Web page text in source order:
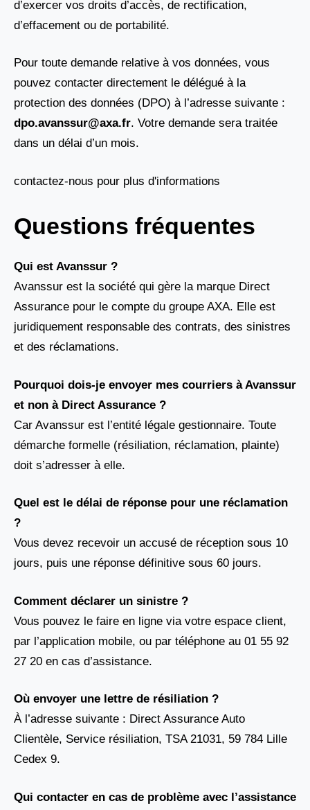
d’exercer vos droits d’accès, de rectification,
d’effacement ou de portabilité.
Pour toute demande relative à vos données, vous
pouvez contacter directement le délégué à la
protection des données (DPO) à l’adresse suivante :
dpo.avanssur@axa.fr. Votre demande sera traitée
dans un délai d’un mois.
contactez-nous pour plus d'informations
Questions fréquentes
Qui est Avanssur ?
Avanssur est la société qui gère la marque Direct
Assurance pour le compte du groupe AXA. Elle est
juridiquement responsable des contrats, des sinistres
et des réclamations.
Pourquoi dois-je envoyer mes courriers à Avanssur
et non à Direct Assurance ?
Car Avanssur est l’entité légale gestionnaire. Toute
démarche formelle (résiliation, réclamation, plainte)
doit s’adresser à elle.
Quel est le délai de réponse pour une réclamation
?
Vous devez recevoir un accusé de réception sous 10
jours, puis une réponse définitive sous 60 jours.
Comment déclarer un sinistre ?
Vous pouvez le faire en ligne via votre espace client,
par l’application mobile, ou par téléphone au 01 55 92
27 20 en cas d’assistance.
Où envoyer une lettre de résiliation ?
À l’adresse suivante : Direct Assurance Auto
Clientèle, Service résiliation, TSA 21031, 59 784 Lille
Cedex 9.
Qui contacter en cas de problème avec l’assistance